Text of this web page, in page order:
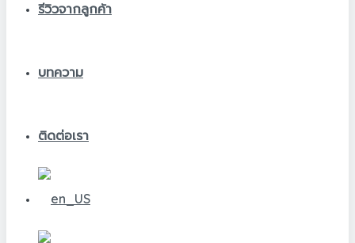
รีวิวจากลูกค้า
บทความ
ติดต่อเรา